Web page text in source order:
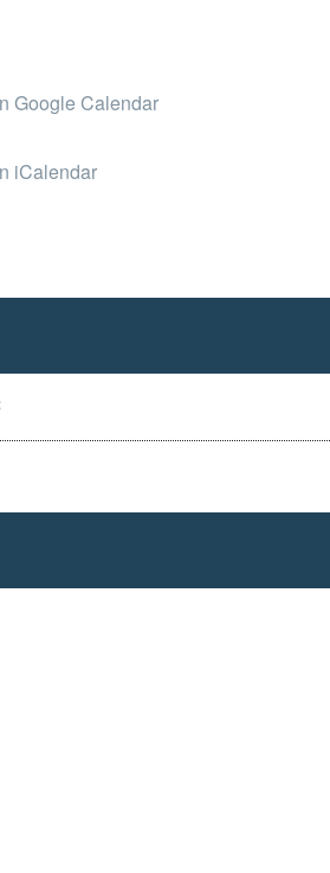
Google Calendar
iCalendar